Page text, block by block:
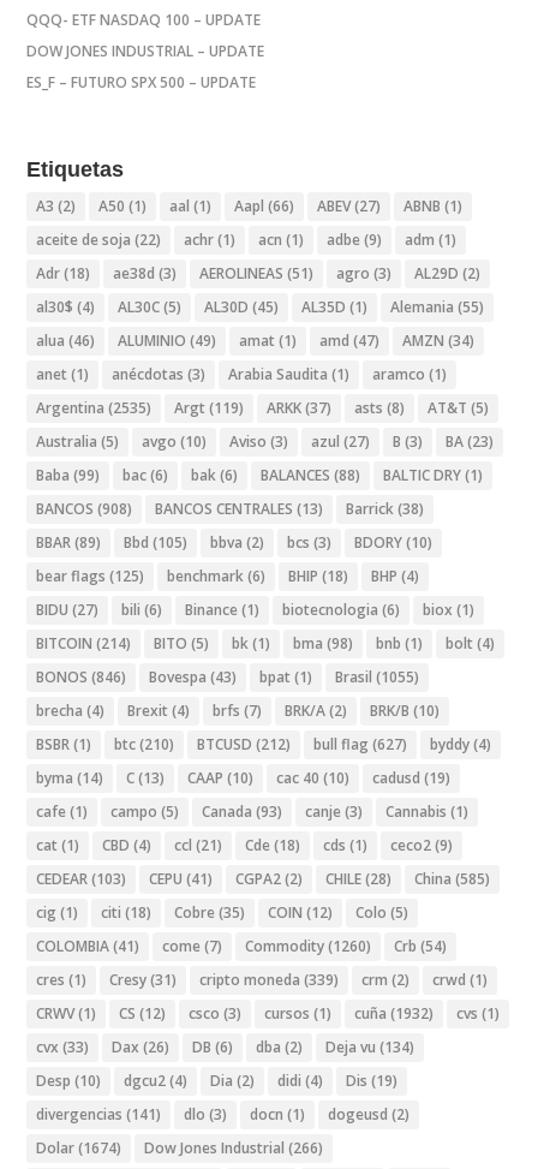
QQQ- ETF NASDAQ 100 – UPDATE
DOW JONES INDUSTRIAL – UPDATE
ES_F – FUTURO SPX 500 – UPDATE
Etiquetas
A3 (2) A50 (1) aal (1) Aapl (66) ABEV(27) ABNB (1)
aceite de soja (22) achr(1) acn (1) adbe (9) adm (1)
Adr(18) ae38d (3) AEROLINEAS (51) agro (3) AL29D (2)
al30$ (4) AL30C(5) AL30D (45) AL35D (1) Alemania (55)
alua (46) ALUMINIO (49) amat (1) amd (47) AMZN (34)
anet (1) anécdotas (3) Arabia Saudita (1) aramco (1)
Argentina (2535) Argt (119) ARKK(37) asts (8) AT&T (5)
Australia (5) avgo (10) Aviso (3) azul (27) B (3) BA(23)
Baba (99) bac(6) bak(6) BALANCES (88) BALTIC DRY(1)
BANCOS (908) BANCOS CENTRALES (13) Barrick(38)
BBAR(89) Bbd (105) bbva (2) bcs (3) BDORY(10)
bear flags (125) benchmark(6) BHIP (18) BHP (4)
BIDU (27) bili (6) Binance (1) biotecnologia (6) biox (1)
BITCOIN (214) BITO (5) bk(1) bma (98) bnb (1) bolt (4)
BONOS (846) Bovespa (43) bpat (1) Brasil (1055)
brecha (4) Brexit (4) brfs (7) BRK/A(2) BRK/B (10)
BSBR(1) btc(210) BTCUSD (212) bull flag (627) byddy(4)
byma (14) C(13) CAAP (10) cac 40 (10) cadusd (19)
cafe (1) campo (5) Canada (93) canje (3) Cannabis (1)
cat (1) CBD (4) ccl (21) Cde (18) cds (1) ceco2(9)
CEDEAR(103) CEPU (41) CGPA2(2) CHILE(28) China (585)
cig (1) citi (18) Cobre (35) COIN (12) Colo (5)
COLOMBIA(41) come (7) Commodity(1260) Crb (54)
cres (1) Cresy(31) cripto moneda (339) crm (2) crwd (1)
CRWV(1) CS (12) csco (3) cursos (1) cuña (1932) cvs (1)
cvx (33) Dax (26) DB (6) dba (2) Deja vu (134)
Desp (10) dgcu2(4) Dia (2) didi (4) Dis (19)
divergencias (141) dlo (3) docn (1) dogeusd (2)
Dolar(1674) Dow Jones Industrial (266)